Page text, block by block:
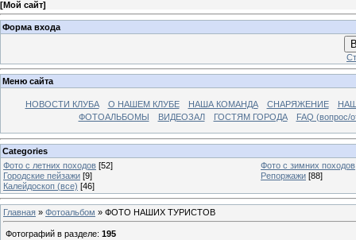
[Мой сайт]
Форма входа
Меню сайта
НОВОСТИ КЛУБА О НАШЕМ КЛУБЕ НАША КОМАНДА СНАРЯЖЕНИЕ
ФОТОАЛЬБОМЫ
ВИДЕОЗАЛ ГОСТЯМ ГОРОДА FAQ (вопрос/
Categories
Фото с летних походов [52]
Фото с зимних походов
Городские пейзажи [9] Репоржажи [88]
Калейдоскоп (все) [46]
Главная » Фотоальбом » ФОТО НАШИХ ТУРИСТОВ
Фотографий в разделе: 195